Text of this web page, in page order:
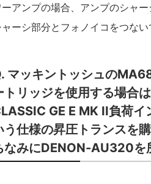
ーアンプの場合、アンプのシャ
ャーシ部分とフォノイコをつない
マッキントッシュの
トリッジを使用する場合
GE E MK II負荷
う仕様の昇圧トランスを
なみにDENON-AU320を